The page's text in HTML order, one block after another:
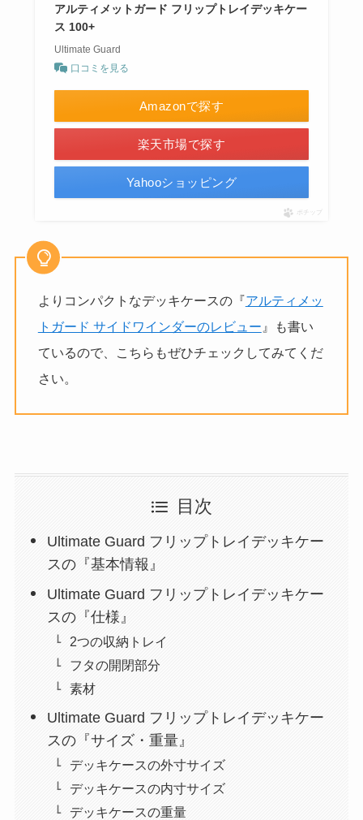
アルティメットガード フリップトレイデッキケー
ス 100+
Ultimate Guard
口コミを見る
Amazonで探す
楽天市場で探す
Yahooショッピング
ポチップ
よりコンパクトなデッキケースの『アルティメッ
トガード サイドワインダーのレビュー 』も書い
ているので、こちらもぜひチェックしてみてくだ
さい。
目次
Ultimate Guard フリップトレイデッキケー
スの『基本情報』
Ultimate Guard フリップトレイデッキケー
スの『仕様』
2つの収納トレイ
フタの開閉部分
素材
Ultimate Guard フリップトレイデッキケー
スの『サイズ・重量』
デッキケースの外寸サイズ
デッキケースの内寸サイズ
デッキケースの重量